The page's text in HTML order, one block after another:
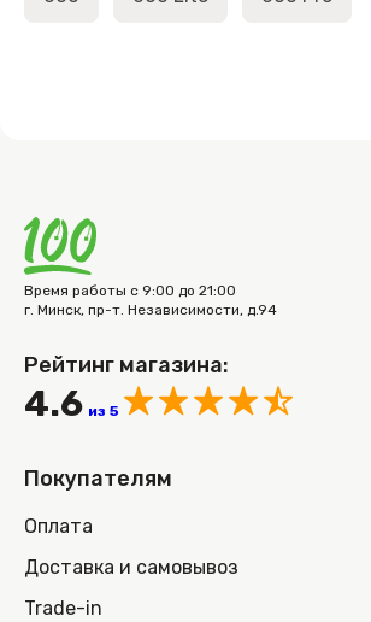
Время работы с 9:00 до 21:00
г. Минск, пр-т. Независимости, д.94
Рейтинг магазина:
4.6 из 5
Покупателям
Оплата
Доставка и самовывоз
Trade-in